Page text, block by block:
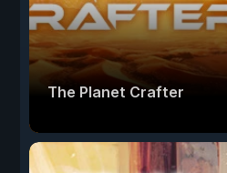
The Planet Crafter